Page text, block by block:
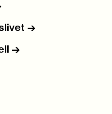
->
->